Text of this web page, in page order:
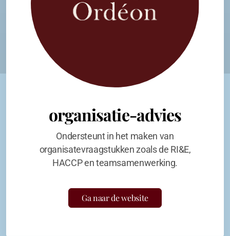
organisatie-advies
Ondersteunt in het maken van
organisatevraagstukken zoals de RI&E,
HACCP en teamsamenwerking.
Ga naar de website